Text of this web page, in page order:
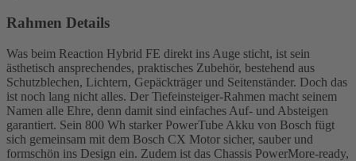
Rahmen Details
Was beim Reaction Hybrid FE direkt ins Auge sticht, ist sein
ästhetisch ansprechendes, praktisches Zubehör, bestehend aus
Schutzblechen, Lichtern, Gepäckträger und Seitenständer. Doch das
ist noch lang nicht alles. Der Tiefeinsteiger-Rahmen macht seinem
Namen alle Ehre, denn damit sind einfaches Auf- und Absteigen
garantiert. Sein 800 Wh starker PowerTube Akku von Bosch fügt
sich gemeinsam mit dem Bosch CX Motor sicher, sauber und
formschön ins Design ein. Zudem ist das Chassis PowerMore-ready,